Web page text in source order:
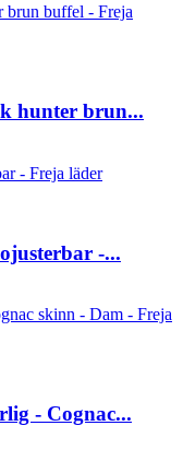
hunter brun...
-...
- Cognac...